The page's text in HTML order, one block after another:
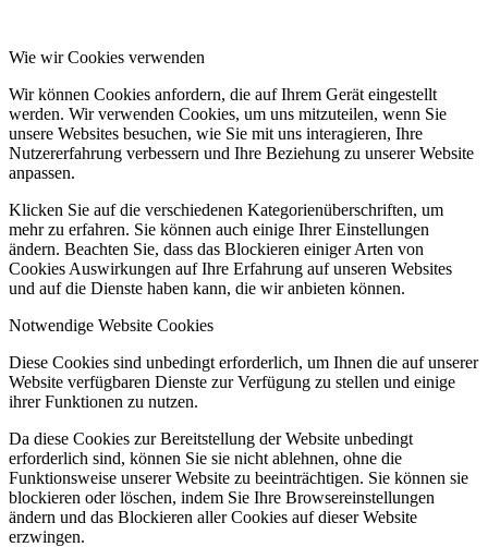
Wie wir Cookies verwenden
Wir können Cookies anfordern, die auf Ihrem Gerät eingestellt
werden. Wir verwenden Cookies, um uns mitzuteilen, wenn Sie
unsere Websites besuchen, wie Sie mit uns interagieren, Ihre
Nutzererfahrung verbessern und Ihre Beziehung zu unserer Website
anpassen.
Klicken Sie auf die verschiedenen Kategorienüberschriften, um
mehr zu erfahren. Sie können auch einige Ihrer Einstellungen
ändern. Beachten Sie, dass das Blockieren einiger Arten von
Cookies Auswirkungen auf Ihre Erfahrung auf unseren Websites
und auf die Dienste haben kann, die wir anbieten können.
Notwendige Website Cookies
Diese Cookies sind unbedingt erforderlich, um Ihnen die auf unserer
Website verfügbaren Dienste zur Verfügung zu stellen und einige
ihrer Funktionen zu nutzen.
Da diese Cookies zur Bereitstellung der Website unbedingt
erforderlich sind, können Sie sie nicht ablehnen, ohne die
Funktionsweise unserer Website zu beeinträchtigen. Sie können sie
blockieren oder löschen, indem Sie Ihre Browsereinstellungen
ändern und das Blockieren aller Cookies auf dieser Website
erzwingen.